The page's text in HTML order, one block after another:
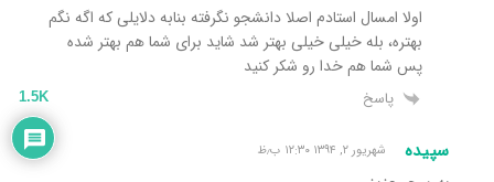
اولا امسال استادم اصلا دانشجو نگرفته بنابه دلایلی که اگه نگم
بهتره، بله خیلی خیلی بهتر شد شاید برای شما هم بهتر شده
پس شما هم خدا رو شکر کنید
پاسخ
سپیده شهریور ۲, ۱۳۹۴ ۱۲:۳۰ ب٫ظ
1.5K